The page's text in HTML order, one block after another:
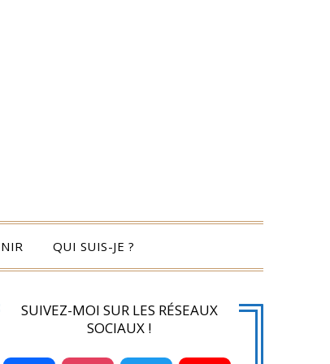
QUI SUIS-JE ?
SUIVEZ-MOI SUR LES RÉSEAUX
SOCIAUX !